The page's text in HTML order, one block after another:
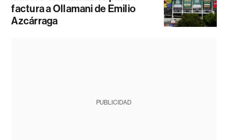
factura a Ollamani de Emilio
Azcárraga
PUBLICIDAD